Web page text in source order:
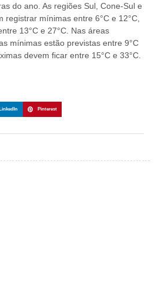
do ano. As regiões Sul, Cone-Sul e
registrar mínimas entre 6°C e 12°C,
13°C e 27°C. Nas áreas
mínimas estão previstas entre 9°C
devem ficar entre 15°C e 33°C.
Pinterest